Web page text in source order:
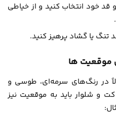
قد خود انتخاب کنید و از خیاطی
تنگ یا گشاد پرهیز کنید.
در رنگ‌های سرمه‌ای، طوسی و
و شلوار باید به موقعیت نیز